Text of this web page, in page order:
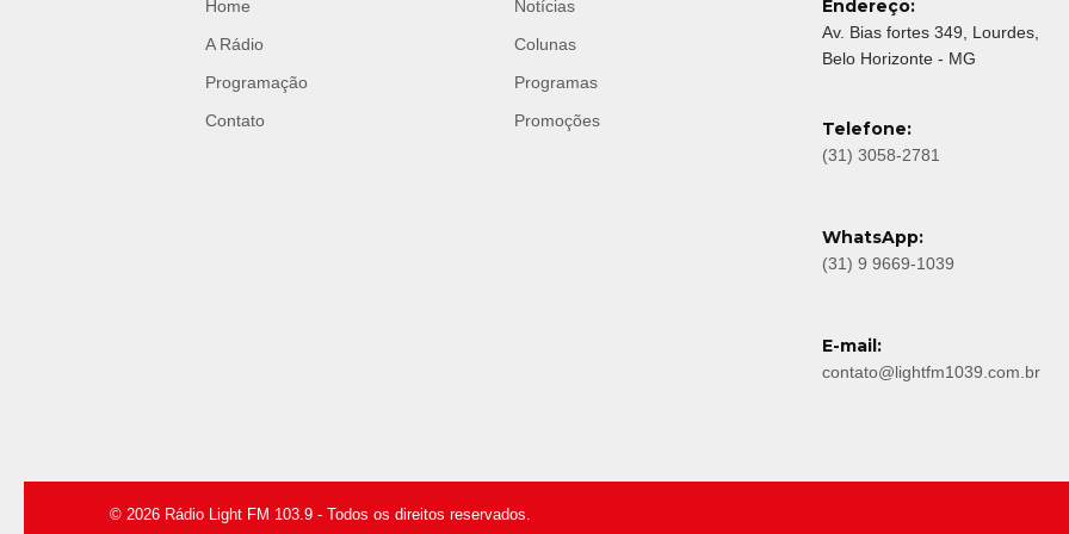
Home
A Rádio
Programação
Contato
Notícias
Colunas
Programas
Promoções
Endereço:
Av. Bias fortes 349, Lourdes,
Belo Horizonte - MG
Telefone:
(31) 3058-2781
WhatsApp:
(31) 9 9669-1039
E-mail:
contato@lightfm1039.com.br
© 2026 Rádio Light FM 103.9 - Todos os direitos reservados.